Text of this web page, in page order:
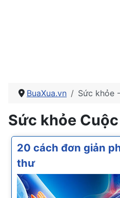
BuaXua.vn Sức khỏe
Sức khỏe
20 cách đơn giản
thư